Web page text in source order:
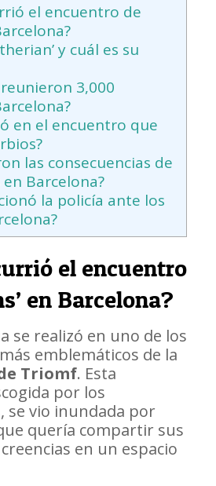
el encuentro de
y cuál es su
3,000
en el encuentro que
las consecuencias de
Barcelona?
la policía ante los
el encuentro
en Barcelona?
se realizó en uno de los
emblemáticos de la
Triomf. Esta
por los
se vio inundada por
quería compartir sus
en un espacio